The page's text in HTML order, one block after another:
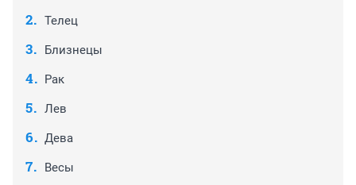
Телец
Близнецы
Рак
Лев
Дева
Весы